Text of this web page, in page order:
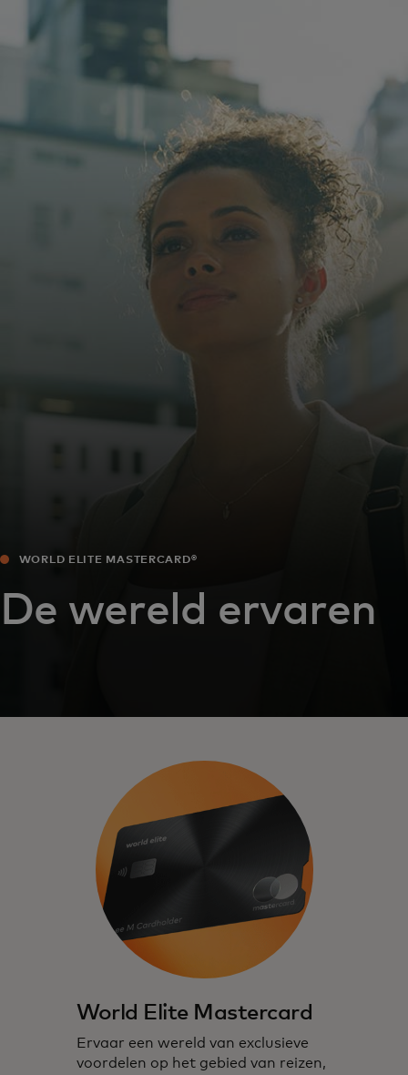
Voor jou
Zakelijk
Voor de wereld
Voor vernieuwers
Nieuws en trends
WORLD ELITE MASTERCARD®
De wereld ervaren
World Elite Mastercard
Ervaar een wereld van exclusieve
voordelen op het gebied van reizen,